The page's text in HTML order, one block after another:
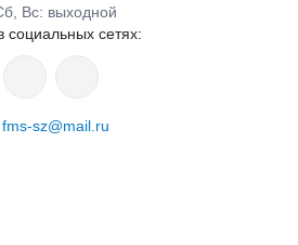
Вс: выходной
социальных сетях:
fms-sz@mail.ru